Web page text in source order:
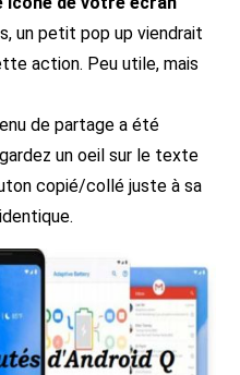
un petit pop up viendrait
action. Peu utile, mais
de partage a été
un oeil sur le texte
copié/collé juste à sa